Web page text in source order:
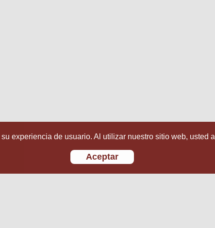
experiencia de usuario. Al utilizar nuestro sitio web, usted
Aceptar